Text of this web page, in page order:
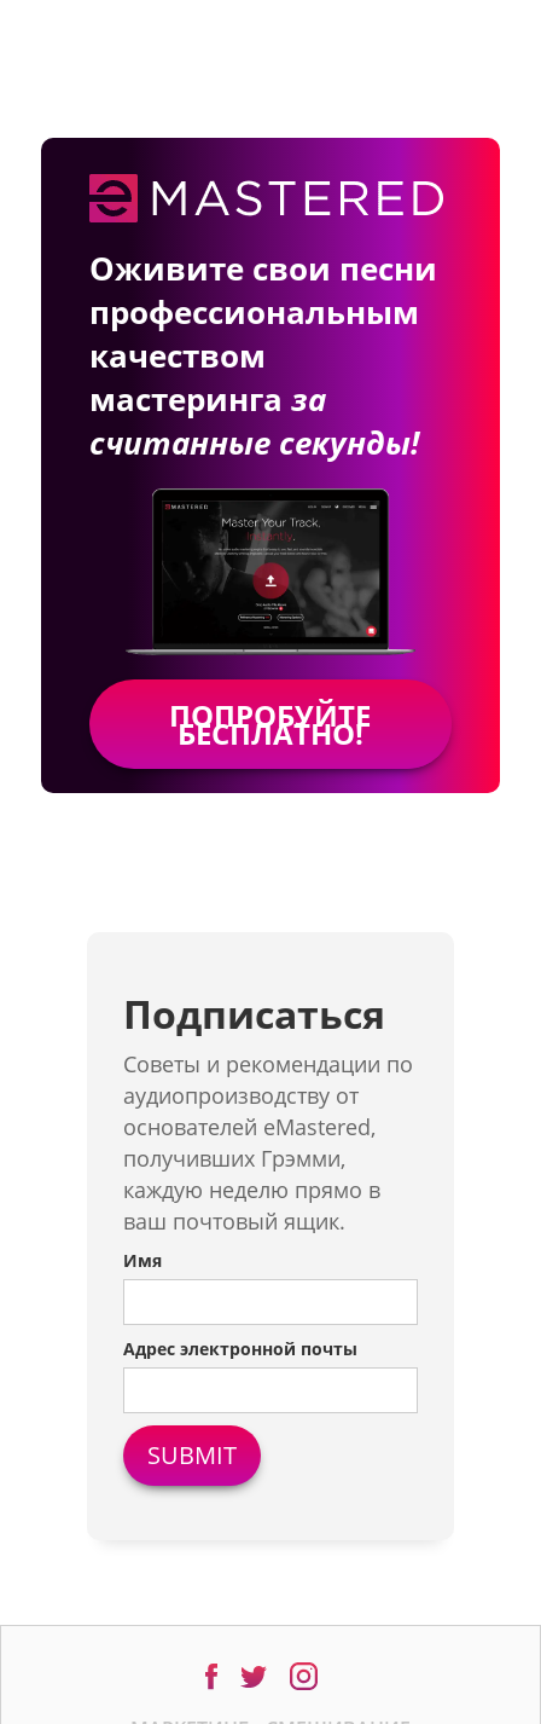
Оживите свои песни
профессиональным
качеством
мастеринга за
считанные секунды!
ПОПРОБУЙТЕ
БЕСПЛАТНО!
Подписаться
Советы и рекомендации по
аудиопроизводству от
основателей eMastered,
получивших Грэмми,
каждую неделю прямо в
ваш почтовый ящик.
Имя
Адрес электронной почты